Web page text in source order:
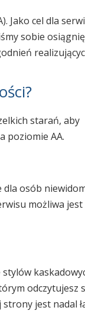
Jako cel dla
sobie
starań, aby
poziomie AA.
osób
możliwa jest
stylów
odczytujesz
jest nadal